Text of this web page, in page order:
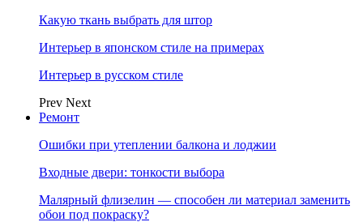
Какую ткань выбрать для штор
Интерьер в японском стиле на примерах
Интерьер в русском стиле
Prev Next
Ремонт
Ошибки при утеплении балкона и лоджии
Входные двери: тонкости выбора
Малярный флизелин — способен ли материал заменить
обои под покраску?